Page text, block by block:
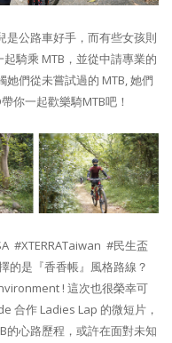
是公路車好手，而有些女孩則
騎乘 MTB，並從中請專業的
們從未嘗試過的 MTB, 她們
你一起歡樂騎MTB吧！
#XTERRATaiwan ​ #民生盃
的是『香香帳』風格路線？
! 這次也很榮幸可
合作 Ladies Lap 的微短片，
的心路歷程，或許在面對未知